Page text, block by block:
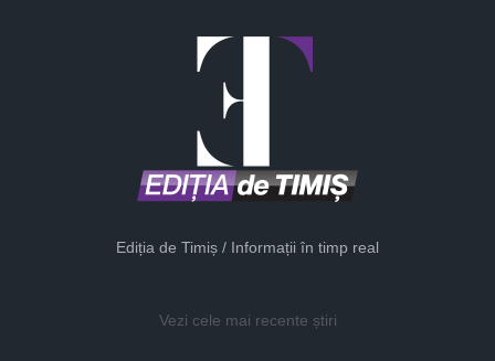
Ediția de Timiș / Informații în timp real
Vezi cele mai recente știri